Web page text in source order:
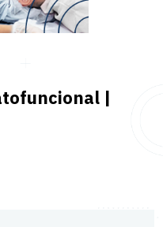
|